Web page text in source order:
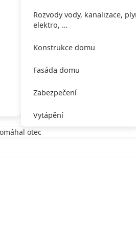
Rozvody vody, kanalizace,
elektro, …
Konstrukce domu
Fasáda domu
Zabezpečení
Vytápění
otec